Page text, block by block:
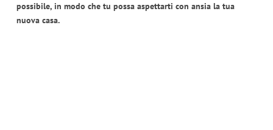
possibile, in modo che tu possa aspettarti con ansia la tua
nuova casa.